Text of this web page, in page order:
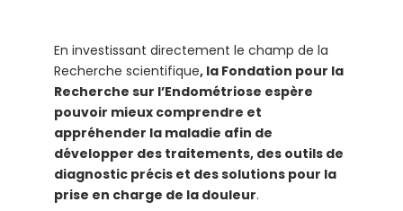
En investissant directement le champ de la
Recherche scientifique, la Fondation pour la
Recherche sur l’Endométriose espère
pouvoir mieux comprendre et
appréhender la maladie afin de
développer des traitements, des outils de
diagnostic précis et des solutions pour la
prise en charge de la douleur.